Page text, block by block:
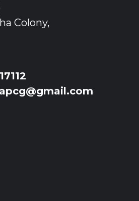
Colony,